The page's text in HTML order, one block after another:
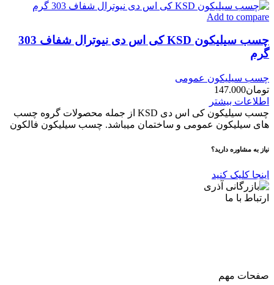
Add to compare
چسب سیلیکون KSD کی اس دی نیوترال شفاف 303
گرم
چسب سیلیکون عمومی
تومان147.000
اطلاعات بیشتر
چسب سیلیکون کی اس دی KSD از جمله محصولات گروه چسب
های سیلیکون عمومی و ساختمان میباشد. چسب سیلیکون فالکون
نیاز به مشاوره دارید؟
اینجا کلیک کنید
ارتباط با ما
صفحات مهم